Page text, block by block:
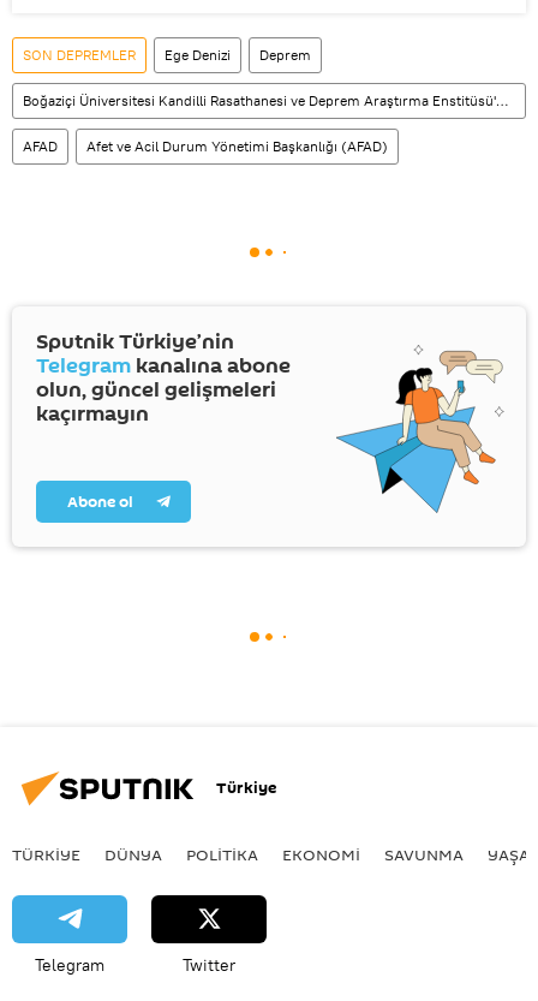
SON DEPREMLER Ege Denizi Deprem
Boğaziçi Üniversitesi Kandilli Rasathanesi ve Deprem Araştırma Enstitüsü'nde (KRDAE)
AFAD Afet ve Acil Durum Yönetimi Başkanlığı (AFAD)
Sputnik Türkiye’nin
Telegram kanalına abone
olun, güncel gelişmeleri
kaçırmayın
Abone ol
Türkiye
TÜRKIYE DÜNYA POLİTİKA EKONOMİ SAVUNMA
Telegram Twitter